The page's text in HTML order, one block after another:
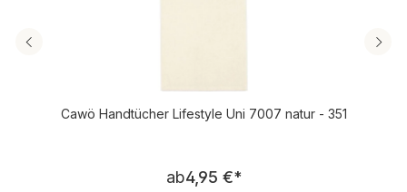
Cawö Handtücher Lifestyle Uni 7007 natur - 351
Regulärer Preis:
ab4,95 €*